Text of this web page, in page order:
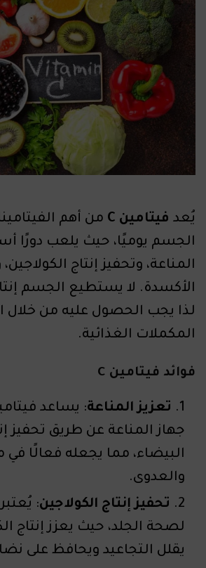
يُعد فيتامين C
من أهم
الجسم يوميًا، حيث يلعب دورًا
المناعة، وتحفيز إنتاج
الأكسدة. لا يستطيع الجسم
لذا يجب الحصول عليه من خلال
المكملات الغذائية.
فوائد فيتامين C
تعزيز المناعة
جهاز المناعة عن طريق تحفيز
البيضاء، مما يجعله فعالًا في
والعدوى.
تحفيز إنتاج الكولاجين:
لصحة الجلد، حيث يعزز إنتاج
يقلل التجاعيد ويحافظ على